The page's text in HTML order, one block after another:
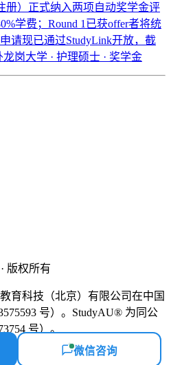
册）正式纳入两项自动奖学金评
学费；Round 1已获offer者将统
请现已通过StudyLink开放，截
龙岗大学 · 护理硕士 · 奖学金
版权所有
育科技（北京）有限公司在中国
号）。StudyAU® 为同公
号）。
微信咨询